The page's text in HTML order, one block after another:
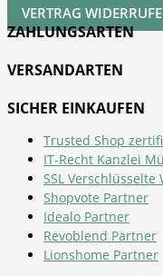
VERTRAG
ZAHLUNGSARTEN
VERSANDARTEN
SICHER EINKAUFEN
Trusted Shop
IT-Recht Kanzlei
SSL Verschlüsselte
Shopvote Partner
Idealo Partner
Revoblend Partner
Lionshome Partner